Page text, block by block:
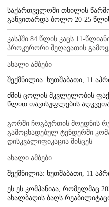
საქართველოში თხილის
განვითარდა ბოლო 20-25
კასპში 84 წლის კაცს 11-
პროკურორი შეღავათის
ახალი ამბები
შექმნილია: ხუთშაბათი, 11
ძმის ცოლის მკვლელობის
წლით თავისუფლების აღკვეთა
გორში ჩოგბურთის მოედნის
გამოცხადებულ ტენდერში
დისკვალიფიკაცია მისცეს
ახალი ამბები
შექმნილია: ხუთშაბათი, 11
ეს ეს კომპანიაა, რომელმაც
ახალბაღის ბაღს